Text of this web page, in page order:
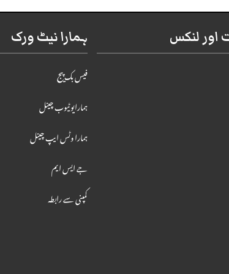
اور لنکس ہمارا نیٹ ورک
فیس بک پیج
ہمارایوٹیوب چینل
ہمارا وٹس ایپ چینل
جے ایس ایم
کمپنی سے رابطہ